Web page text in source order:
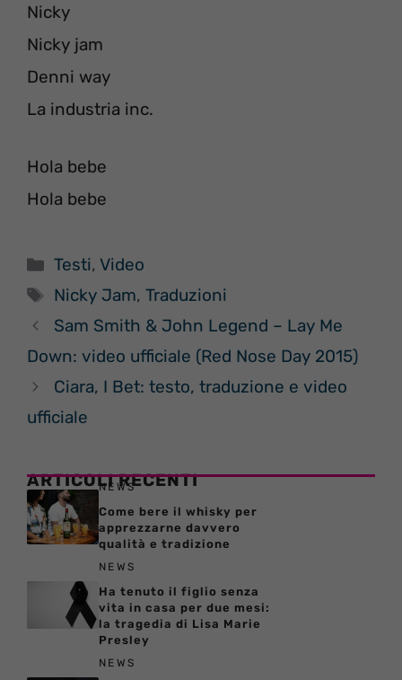
Nicky
Nicky jam
Denni way
La industria inc.
Hola bebe
Hola bebe
Categorie
Testi,Video
Tag
Nicky Jam,Traduzioni
Sam Smith & John Legend – Lay Me
Down: video ufficiale (Red Nose Day 2015)
Ciara, I Bet: testo, traduzione e video
ufficiale
ARTICOLI RECENTI
NEWS
Come bere il whisky per
apprezzarne davvero
qualità e tradizione
NEWS
Ha tenuto il figlio senza
vita in casa per due mesi:
la tragedia di Lisa Marie
Presley
NEWS